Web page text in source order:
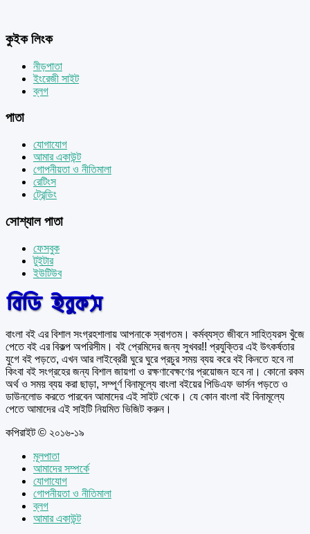
কুইক লিংক
নীড়পাতা
ইংরেজী সাইট
ব্লগ
পাতা
যোগাযোগ
আমার একাউন্ট
গোপনীয়তা ও নীতিমালা
রেটিংস
ট্রেন্ডিং
সোশ্যাল পাতা
ফেসবুক
টুইটার
ইউটিউব
বাংলা বই এর বিশাল সংগ্রহশালায় আপনাকে স্বাগতম। কর্মব্যস্ত জীবনে সাহিত্যরস খুঁজে
পেতে বই এর বিকল্প অপরিসীম। বই প্রেমিদের জন্য সুখবর!! প্রযুক্তির এই উৎকর্ষতার
যুগে বই পড়তে, এখন আর লাইব্রেরী ঘুরে ঘুরে প্রচুর সময় ব্যয় করে বই কিনতে হবে না
কিংবা বই সংগ্রহের জন্য বিশাল জায়গা ও রক্ষণাবেক্ষণের প্রয়োজন হবে না। কোনো রকম
অর্থ ও সময় ব্যয় করা ছাড়া, সম্পূর্ণ বিনামূল্যে বাংলা বইয়ের পিডিএফ ভার্সন পড়তে ও
ডাউনলোড করতে পারবেন আমাদের এই সাইট থেকে। যে কোন বাংলা বই বিনামূল্যে
পেতে আমাদের এই সাইটি নিয়মিত ভিজিট করুন।
কপিরাইট © ২০১৬-১৯
মূলপাতা
আমাদের সম্পর্কে
যোগাযোগ
গোপনীয়তা ও নীতিমালা
ব্লগ
আমার একাউন্ট